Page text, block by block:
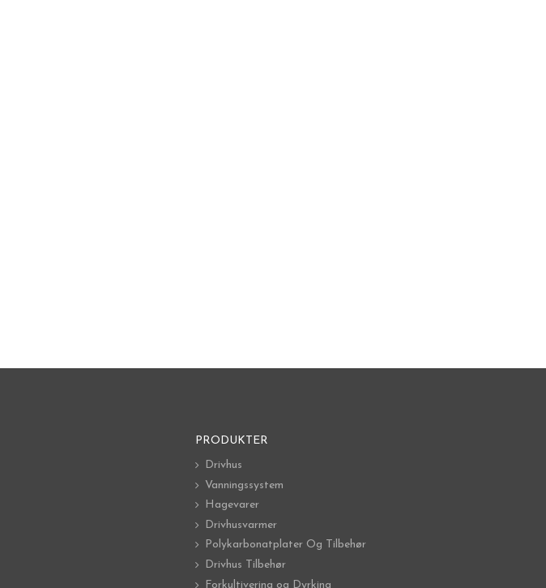
PRODUKTER
Drivhus
Vanningssystem
Hagevarer
Drivhusvarmer
Polykarbonatplater Og Tilbehør
Drivhus Tilbehør
Forkultivering og Dyrking